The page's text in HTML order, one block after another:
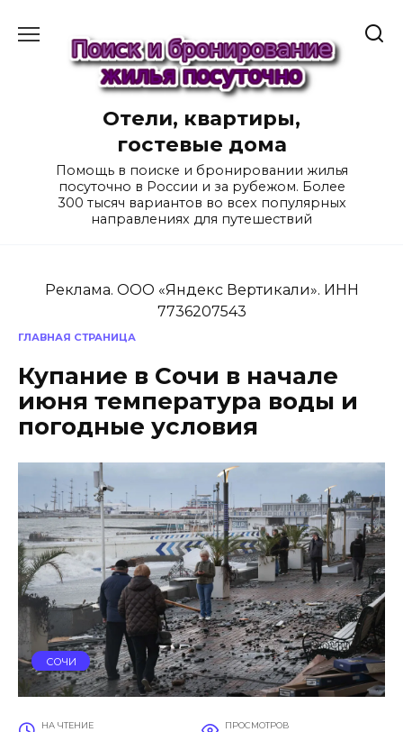
содержанию
Отели, квартиры,
гостевые дома
Помощь в поиске и бронировании жилья
посуточно в России и за рубежом. Более
300 тысяч вариантов во всех популярных
направлениях для путешествий
Реклама. ООО «Яндекс Вертикали». ИНН
7736207543
ГЛАВНАЯ СТРАНИЦА
Купание в Сочи в начале
июня температура воды и
погодные условия
СОЧИ
НА ЧТЕНИЕ ПРОСМОТРОВ